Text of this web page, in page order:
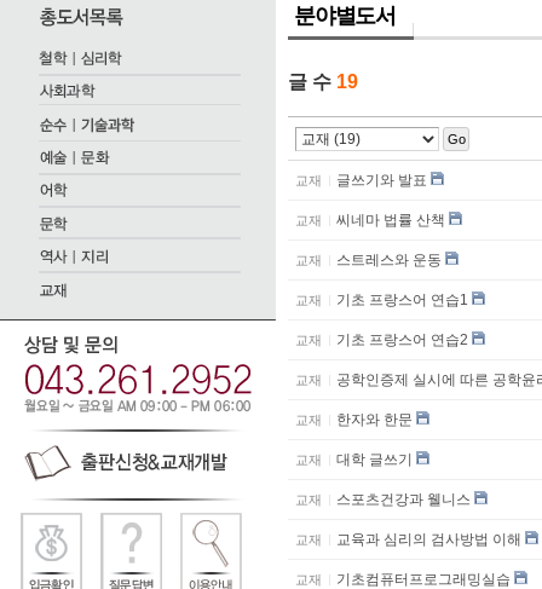
분야별도서
글 수 19
Go
교재 글쓰기와 발표
교재 씨네마 법률 산책
교재 스트레스와 운동
교재 기초 프랑스어 연습1
교재 기초 프랑스어 연습2
교재 공학인증제 실시에 따른 공학윤
교재 한자와 한문
교재 대학 글쓰기
교재 스포츠건강과 웰니스
교재 교육과 심리의 검사방법 이해
교재 기초컴퓨터프로그래밍실습